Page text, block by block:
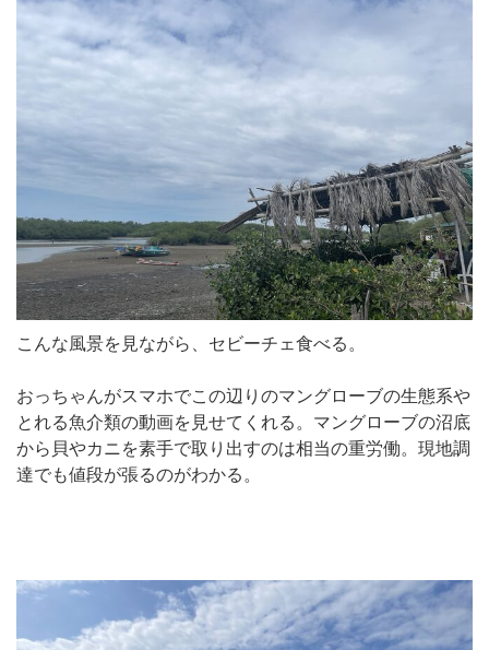
こんな風景を見ながら、セビーチェ食べる。
おっちゃんがスマホでこの辺りのマングローブの生態系や
とれる魚介類の動画を見せてくれる。マングローブの沼底
から貝やカニを素手で取り出すのは相当の重労働。現地調
達でも値段が張るのがわかる。